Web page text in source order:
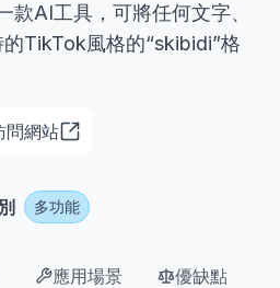
AI工具，可將任何文字、
TikTok風格的“skibidi”格
問網站
多功能
應用場景 優缺點